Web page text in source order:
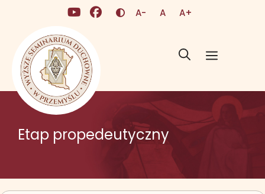
Przejdź do treści (otwiera się w nowej karcie)
(otwiera się w nowej
Zmień kontrast
A-
A
A+
Menu
Etap propedeutyczny